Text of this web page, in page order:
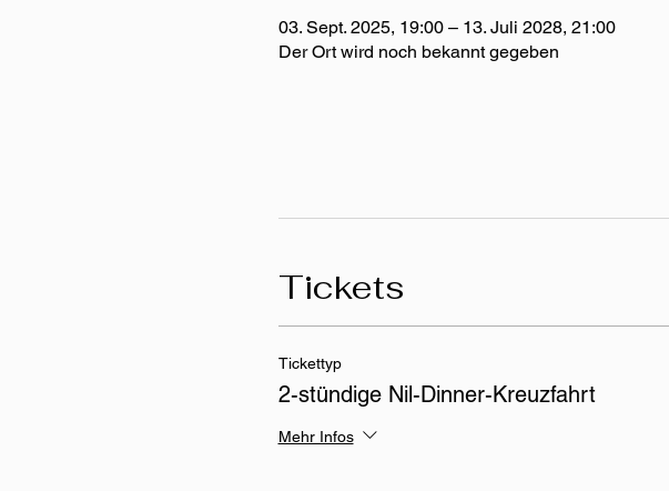
03. Sept. 2025, 19:00 – 13. Juli 2028, 21:00
Der Ort wird noch bekannt gegeben
Tickets
Tickettyp
2-stündige Nil-Dinner-Kreuzfahrt
Mehr Infos